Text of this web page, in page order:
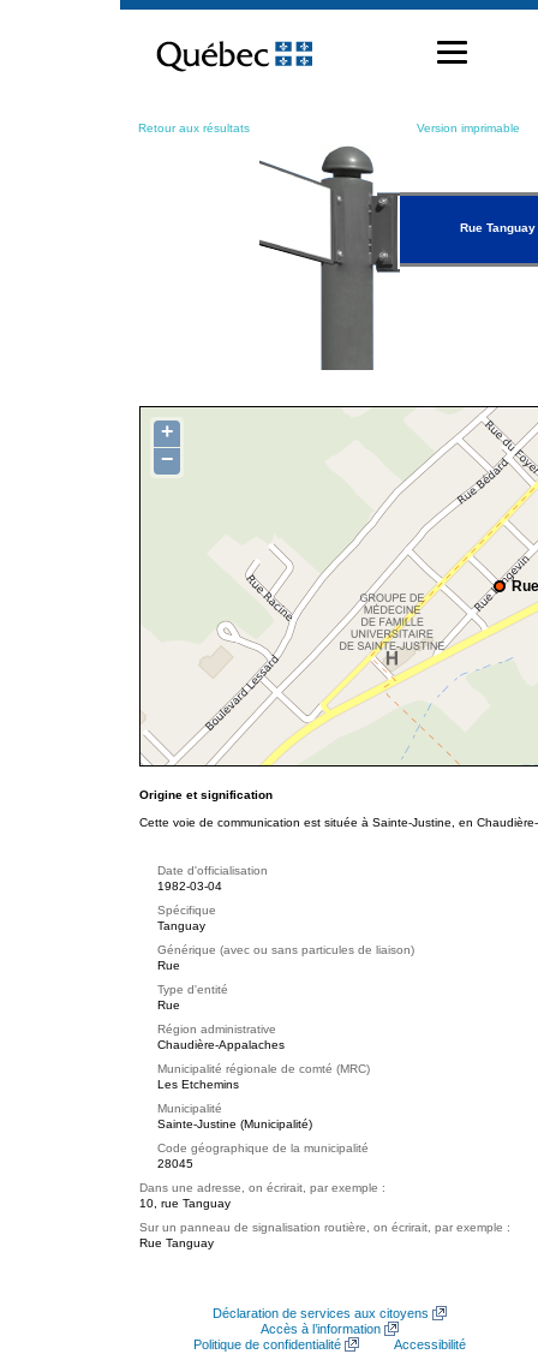
contenu
Retour aux résultats Version imprimable
Rue Tanguay
+
−
Origine et signification
Cette voie de communication est située à Sainte-Justine, en
Date d'officialisation
1982-03-04
Spécifique
Tanguay
Générique (avec ou sans particules de liaison)
Rue
Type d'entité
Rue
Région administrative
Chaudière-Appalaches
Municipalité régionale de comté (MRC)
Les Etchemins
Municipalité
Sainte-Justine (Municipalité)
Code géographique de la municipalité
28045
Dans une adresse, on écrirait, par exemple :
10, rue Tanguay
Sur un panneau de signalisation routière, on écrirait, par exemple :
Rue Tanguay
Déclaration de services aux citoyens
Accès à l’information
Politique de confidentialité
Accessibilité